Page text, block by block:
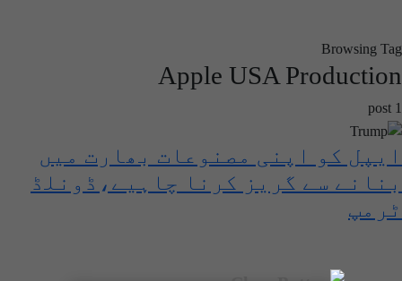
Browsing Tag
Apple USA Production
1 post
ایپل کو اپنی مصنوعات بھارت میں
بنانے سے گریز کرنا چاہیے،ڈونلڈ
ٹرمپ